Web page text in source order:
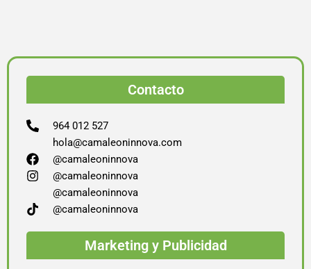
Contacto
964 012 527
hola@camaleoninnova.com
@camaleoninnova
@camaleoninnova
@camaleoninnova
@camaleoninnova
Marketing y Publicidad